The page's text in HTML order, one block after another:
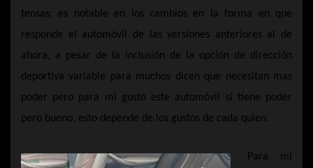
tensas; es notable en los cambios en la forma en que
responde el automóvil de las versiones anteriores al de
ahora, a pesar de la inclusión de la opción de dirección
deportiva variable para muchos dicen que necesitan mas
poder pero para mi gusto este automóvil si tiene poder
pero bueno, esto depende de los gustos de cada quien.
Para mi